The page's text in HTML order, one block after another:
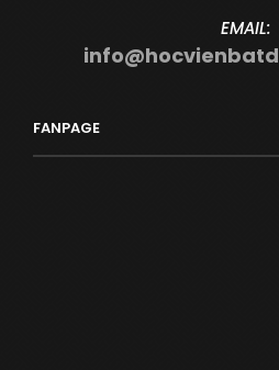
EMAIL:
FANPAGE